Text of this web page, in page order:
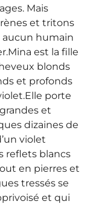
Mais
et tritons
aucun humain
est la fille
blonds
et profonds
porte
et
dizaines de
violet
reflets blancs
en pierres et
tressés se
et qui